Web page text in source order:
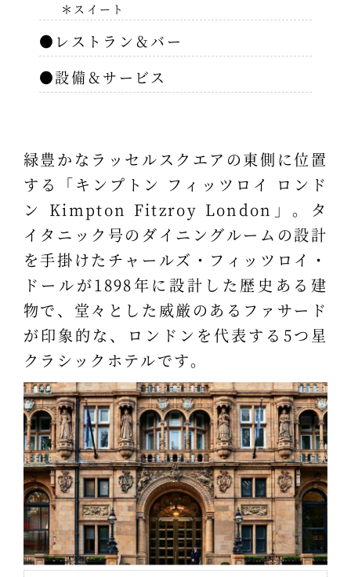
＊スイート
●レストラン＆バー
●設備＆サービス
緑豊かなラッセルスクエアの東側に位置
する「キンプトン フィッツロイ ロンド
ン Kimpton Fitzroy London」。タ
イタニック号のダイニングルームの設計
を手掛けたチャールズ・フィッツロイ・
ドールが1898年に設計した歴史ある建
物で、堂々とした威厳のあるファサード
が印象的な、ロンドンを代表する5つ星
クラシックホテルです。